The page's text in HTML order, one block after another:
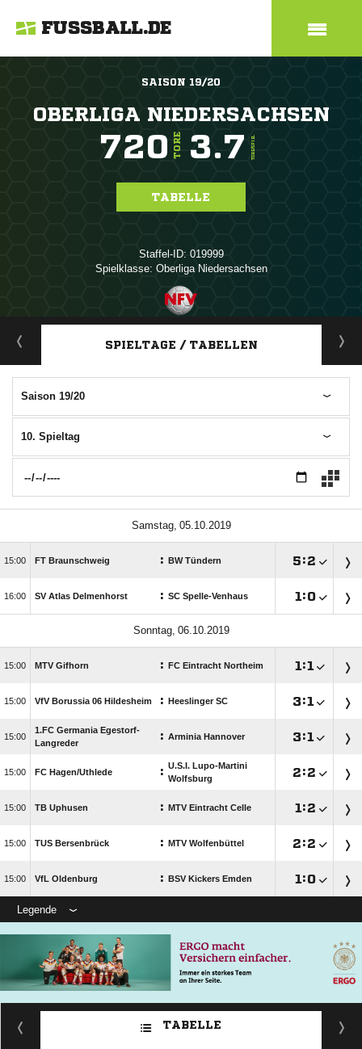
FUSSBALL.DE
SAISON 19/20
OBERLIGA NIEDERSACHSEN
720 TORE 3.7 TORE/SPIEL
TABELLE
Staffel-ID: 019999
Spielklasse: Oberliga Niedersachsen
ANZEIGE
SPIELTAGE / TABELLEN
Saison 19/20
10. Spieltag
 
 FT Braunschweig : BW Tündern :
 SV Atlas Delmenhorst : SC Spelle-Venhaus  :
 
 MTV Gifhorn : FC Eintracht Northeim  :
 VfV Borussia 06 Hildesheim : Heeslinger SC :

1.FC Germania Egestorf-
Langreder
: Arminia Hannover :
 FC Hagen/​Uthlede : U.S.I. Lupo-Martini
Wolfsburg
:
 TB Uphusen : MTV Eintracht Celle  :
 TUS Bersenbrück : MTV Wolfenbüttel :
 VfL Oldenburg : BSV Kickers Emden  :
Legende
TABELLE